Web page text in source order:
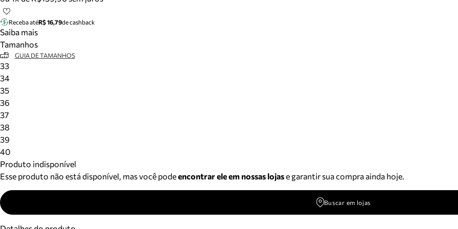
Receba atéR$ 16,79de cashback
Saiba mais
Tamanhos
GUIA DE TAMANHOS
33
34
35
36
37
38
39
40
Produto indisponível
Esse produto não está disponível, mas você podeencontrar ele em nossas lojase garantir sua compra ainda hoje.
Buscar em lojas